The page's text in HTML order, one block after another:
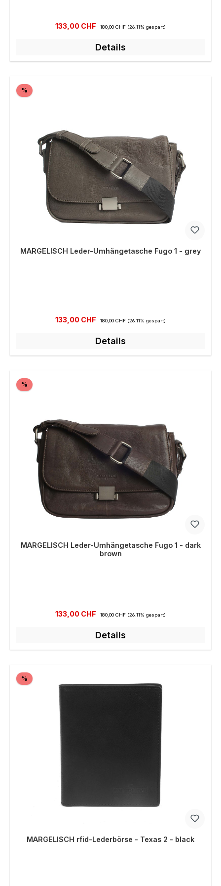
Verkaufspreis:
133,00 CHF 180,00 CHF (26.11% gespart)
Details
%Rabatt
MARGELISCH Leder-Umhängetasche Fugo 1 - grey
Verkaufspreis:
133,00 CHF Regulärer Preis:
180,00 CHF (26.11% gespart)
Details
%Rabatt
MARGELISCH Leder-Umhängetasche Fugo 1 - dark
brown
Verkaufspreis:
133,00 CHF Regulärer Preis:
180,00 CHF (26.11% gespart)
Details
%Rabatt
MARGELISCH rfid-Lederbörse - Texas 2 - black